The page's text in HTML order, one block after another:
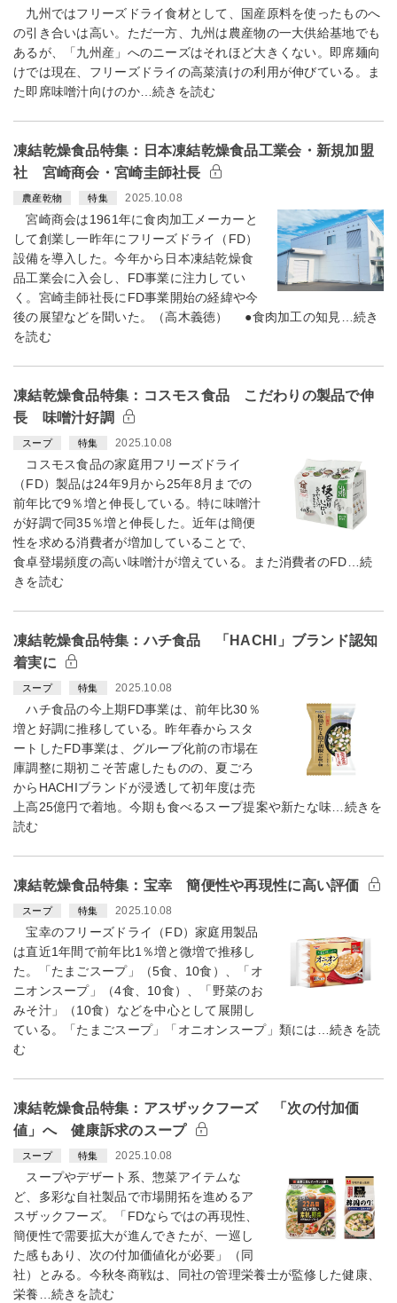
九州ではフリーズドライ食材として、国産原料を使ったものへ
の引き合いは高い。ただ一方、九州は農産物の一大供給基地でも
あるが、「九州産」へのニーズはそれほど大きくない。即席麺向
けでは現在、フリーズドライの高菜漬けの利用が伸びている。ま
た即席味噌汁向けのか…続きを読む
凍結乾燥食品特集：日本凍結乾燥食品工業会・新規加盟
社 宮崎商会・宮崎圭師社長
農産乾物 特集 2025.10.08
宮崎商会は1961年に食肉加工メーカーと
して創業し一昨年にフリーズドライ（FD）
設備を導入した。今年から日本凍結乾燥食
品工業会に入会し、FD事業に注力してい
く。宮崎圭師社長にFD事業開始の経緯や今
後の展望などを聞いた。（高木義徳） ●食肉加工の知見…続き
を読む
凍結乾燥食品特集：コスモス食品 こだわりの製品で伸
長 味噌汁好調
スープ 特集 2025.10.08
コスモス食品の家庭用フリーズドライ
（FD）製品は24年9月から25年8月までの
前年比で9％増と伸長している。特に味噌汁
が好調で同35％増と伸長した。近年は簡便
性を求める消費者が増加していることで、
食卓登場頻度の高い味噌汁が増えている。また消費者のFD…続
きを読む
凍結乾燥食品特集：ハチ食品 「HACHI」ブランド認知
着実に
スープ 特集 2025.10.08
ハチ食品の今上期FD事業は、前年比30％
増と好調に推移している。昨年春からスタ
ートしたFD事業は、グループ化前の市場在
庫調整に期初こそ苦慮したものの、夏ごろ
からHACHIブランドが浸透して初年度は売
上高25億円で着地。今期も食べるスープ提案や新たな味…続きを
読む
凍結乾燥食品特集：宝幸 簡便性や再現性に高い評価
スープ 特集 2025.10.08
宝幸のフリーズドライ（FD）家庭用製品
は直近1年間で前年比1％増と微増で推移し
た。「たまごスープ」（5食、10食）、「オ
ニオンスープ」（4食、10食）、「野菜のお
みそ汁」（10食）などを中心として展開し
ている。「たまごスープ」「オニオンスープ」類には…続きを読
む
凍結乾燥食品特集：アスザックフーズ 「次の付加価
値」へ 健康訴求のスープ
スープ 特集 2025.10.08
スープやデザート系、惣菜アイテムな
ど、多彩な自社製品で市場開拓を進めるア
スザックフーズ。「FDならではの再現性、
簡便性で需要拡大が進んできたが、一巡し
た感もあり、次の付加価値化が必要」（同
社）とみる。今秋冬商戦は、同社の管理栄養士が監修した健康、
栄養…続きを読む